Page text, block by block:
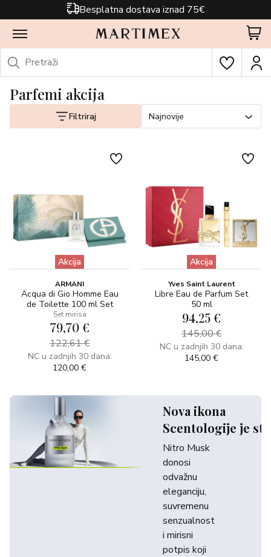
Besplatna dostava iznad 75€
Parfemi akcija
Filtriraj Najnovije
Akcija
ARMANI
Acqua di Gio Homme Eau
de Toilette 100 ml Set
Set mirisa
79,70 €
122,61 €
NC u zadnjih 30 dana:
120,00 €
Akcija
Yves Saint Laurent
Libre Eau de Parfum Set
50 ml
94,25 €
145,00 €
NC u zadnjih 30 dana:
145,00 €
Nova ikona
Scentologije je
Nitro Musk
donosi
odvažnu
eleganciju,
suvremenu
senzualnost
i mirisni
potpis koji